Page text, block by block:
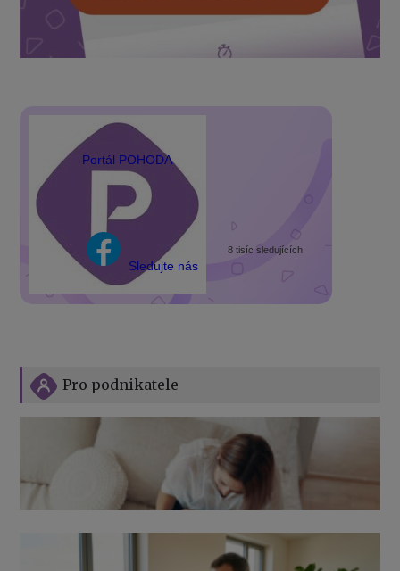
Portál POHODA
Sledujte nás
8 tisíc sledujících
Pro podnikatele